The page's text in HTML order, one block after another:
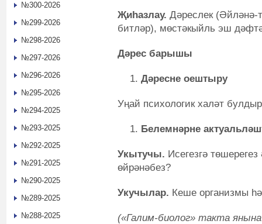
Җиһазлау. Дәреслек (Әйләнә-
битләр), мөстәкыйль эш
Дәрес барышы
Дәресне оештыру
Уңай психологик халәт
Белемнәрне
Укытучы. Исегезгә
өйрәнәбез?
Укучылар. Кеше организмы
(«Галим-биолог» такта
№300-2026
№299-2026
№298-2026
№297-2026
№296-2026
№295-2026
№294-2025
№293-2025
№292-2025
№291-2025
№290-2025
№289-2025
№288-2025